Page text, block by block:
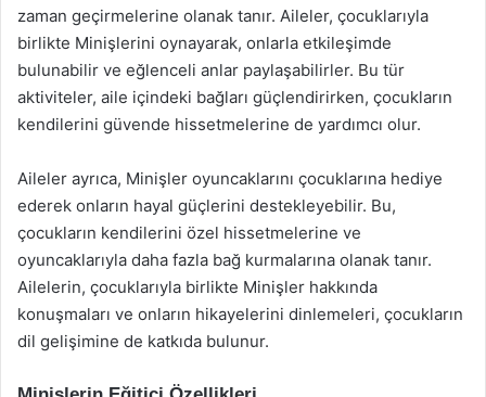
zaman geçirmelerine olanak tanır. Aileler, çocuklarıyla
birlikte Minişlerini oynayarak, onlarla etkileşimde
bulunabilir ve eğlenceli anlar paylaşabilirler. Bu tür
aktiviteler, aile içindeki bağları güçlendirirken, çocukların
kendilerini güvende hissetmelerine de yardımcı olur.
Aileler ayrıca, Minişler oyuncaklarını çocuklarına hediye
ederek onların hayal güçlerini destekleyebilir. Bu,
çocukların kendilerini özel hissetmelerine ve
oyuncaklarıyla daha fazla bağ kurmalarına olanak tanır.
Ailelerin, çocuklarıyla birlikte Minişler hakkında
konuşmaları ve onların hikayelerini dinlemeleri, çocukların
dil gelişimine de katkıda bulunur.